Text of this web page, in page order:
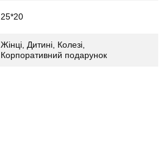
25*20
Жінці, Дитині, Колезі,
Корпоративний подарунок